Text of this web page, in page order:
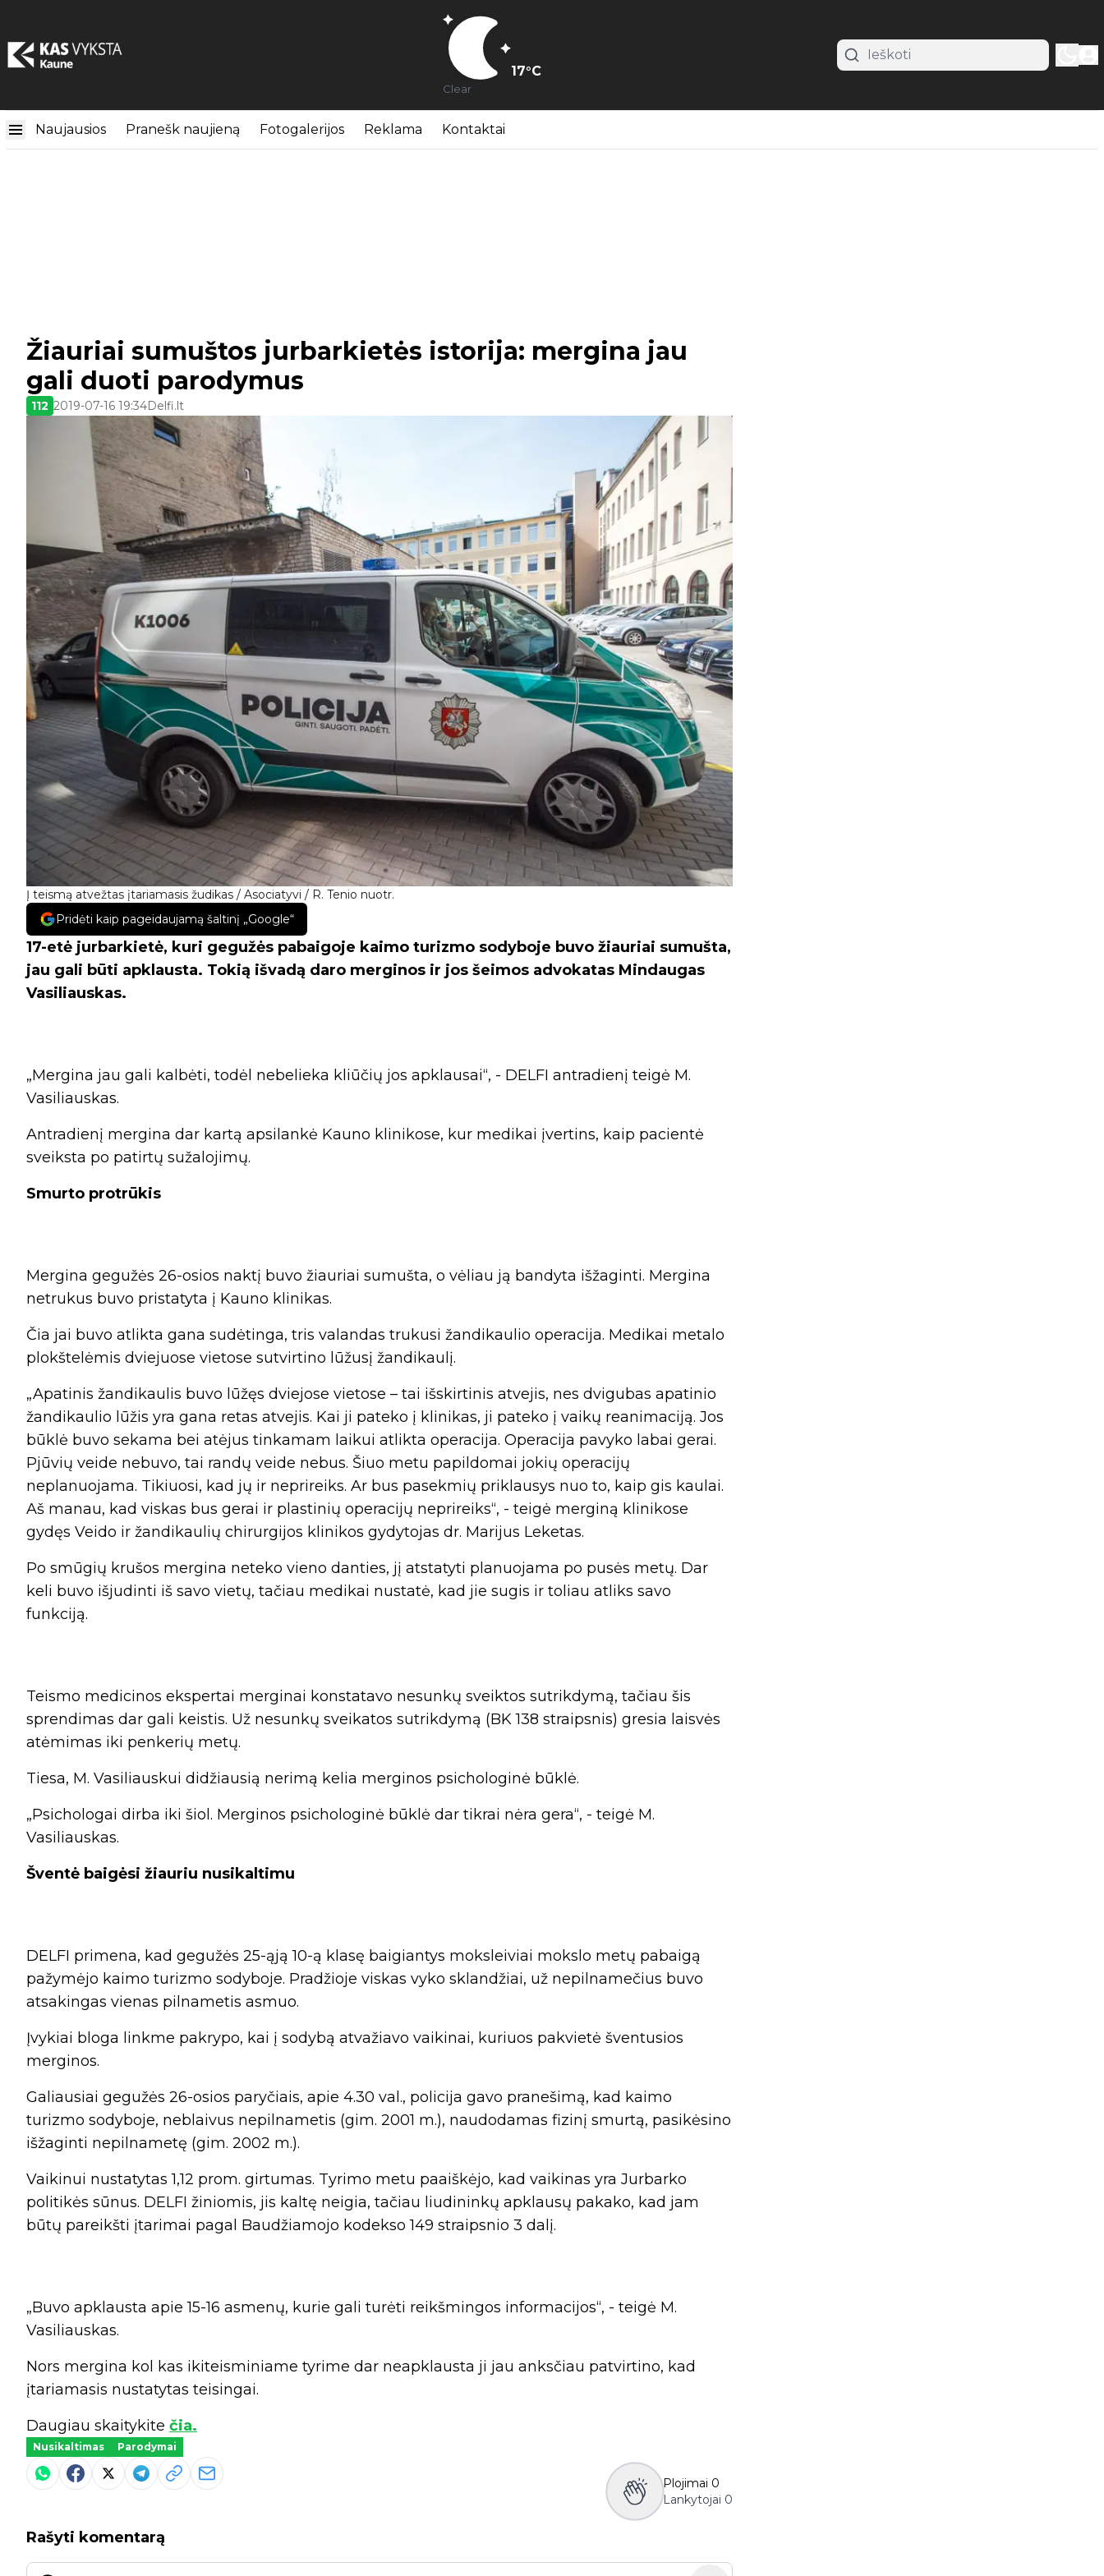
17°C
Clear
Naujausios Pranešk naujieną Fotogalerijos Reklama Kontaktai
Į teismą atvežtas įtariamasis žudikas / Asociatyvi / R. Tenio nuotr.
Žiauriai sumuštos jurbarkietės istorija: mergina jau
gali duoti parodymus
112 2019-07-16 19:34Delfi.lt
Pridėti kaip pageidaujamą šaltinį „Google“
17-etė jurbarkietė, kuri gegužės pabaigoje kaimo turizmo sodyboje buvo žiauriai sumušta,
jau gali būti apklausta. Tokią išvadą daro merginos ir jos šeimos advokatas Mindaugas
Vasiliauskas.
„Mergina jau gali kalbėti, todėl nebelieka kliūčių jos apklausai“, - DELFI antradienį teigė M.
Vasiliauskas.
Antradienį mergina dar kartą apsilankė Kauno klinikose, kur medikai įvertins, kaip pacientė
sveiksta po patirtų sužalojimų.
Smurto protrūkis
Mergina gegužės 26-osios naktį buvo žiauriai sumušta, o vėliau ją bandyta išžaginti. Mergina
netrukus buvo pristatyta į Kauno klinikas.
Čia jai buvo atlikta gana sudėtinga, tris valandas trukusi žandikaulio operacija. Medikai metalo
plokštelėmis dviejuose vietose sutvirtino lūžusį žandikaulį.
„Apatinis žandikaulis buvo lūžęs dviejose vietose – tai išskirtinis atvejis, nes dvigubas apatinio
žandikaulio lūžis yra gana retas atvejis. Kai ji pateko į klinikas, ji pateko į vaikų reanimaciją. Jos
būklė buvo sekama bei atėjus tinkamam laikui atlikta operacija. Operacija pavyko labai gerai.
Pjūvių veide nebuvo, tai randų veide nebus. Šiuo metu papildomai jokių operacijų
neplanuojama. Tikiuosi, kad jų ir neprireiks. Ar bus pasekmių priklausys nuo to, kaip gis kaulai.
Aš manau, kad viskas bus gerai ir plastinių operacijų neprireiks“, - teigė merginą klinikose
gydęs Veido ir žandikaulių chirurgijos klinikos gydytojas dr. Marijus Leketas.
Po smūgių krušos mergina neteko vieno danties, jį atstatyti planuojama po pusės metų. Dar
keli buvo išjudinti iš savo vietų, tačiau medikai nustatė, kad jie sugis ir toliau atliks savo
funkciją.
Teismo medicinos ekspertai merginai konstatavo nesunkų sveiktos sutrikdymą, tačiau šis
sprendimas dar gali keistis. Už nesunkų sveikatos sutrikdymą (BK 138 straipsnis) gresia laisvės
atėmimas iki penkerių metų.
Tiesa, M. Vasiliauskui didžiausią nerimą kelia merginos psichologinė būklė.
„Psichologai dirba iki šiol. Merginos psichologinė būklė dar tikrai nėra gera“, - teigė M.
Vasiliauskas.
Šventė baigėsi žiauriu nusikaltimu
DELFI primena, kad gegužės 25-ąją 10-ą klasę baigiantys moksleiviai mokslo metų pabaigą
pažymėjo kaimo turizmo sodyboje. Pradžioje viskas vyko sklandžiai, už nepilnamečius buvo
atsakingas vienas pilnametis asmuo.
Įvykiai bloga linkme pakrypo, kai į sodybą atvažiavo vaikinai, kuriuos pakvietė šventusios
merginos.
Galiausiai gegužės 26-osios paryčiais, apie 4.30 val., policija gavo pranešimą, kad kaimo
turizmo sodyboje, neblaivus nepilnametis (gim. 2001 m.), naudodamas fizinį smurtą, pasikėsino
išžaginti nepilnametę (gim. 2002 m.).
Vaikinui nustatytas 1,12 prom. girtumas. Tyrimo metu paaiškėjo, kad vaikinas yra Jurbarko
politikės sūnus. DELFI žiniomis, jis kaltę neigia, tačiau liudininkų apklausų pakako, kad jam
būtų pareikšti įtarimai pagal Baudžiamojo kodekso 149 straipsnio 3 dalį.
„Buvo apklausta apie 15-16 asmenų, kurie gali turėti reikšmingos informacijos“, - teigė M.
Vasiliauskas.
Nors mergina kol kas ikiteisminiame tyrime dar neapklausta ji jau anksčiau patvirtino, kad
įtariamasis nustatytas teisingai.
Daugiau skaitykite čia.
Nusikaltimas Parodymai
Plojimai 0
Lankytojai 0
Rašyti komentarą